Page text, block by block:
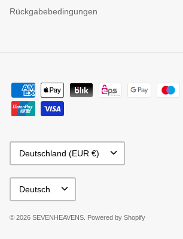
Rückgabebedingungen
Deutschland (EUR €)
Deutsch
© 2026 SEVENHEAVENS Powered by Shopify